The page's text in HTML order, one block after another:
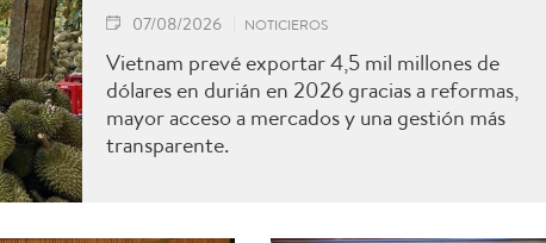
07/08/2026 NOTICIEROS
Vietnam prevé exportar 4,5 mil millones de
dólares en durián en 2026 gracias a reformas,
mayor acceso a mercados y una gestión más
transparente.